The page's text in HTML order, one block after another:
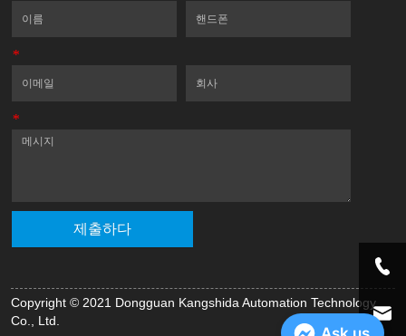
*이메일
*메세지
제출하다
Copyright © 2021 Dongguan Kangshida Automation Technology
Co., Ltd.